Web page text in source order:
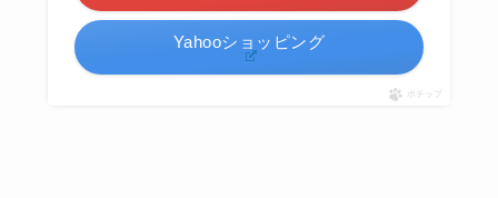
Yahooショッピング
ポチップ